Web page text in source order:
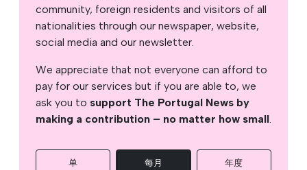
community, foreign residents and visitors of all
nationalities through our newspaper, website,
social media and our newsletter.
We appreciate that not everyone can afford to
pay for our services but if you are able to, we
ask you to support The Portugal News by
making a contribution – no matter how small.
单 每月 年度